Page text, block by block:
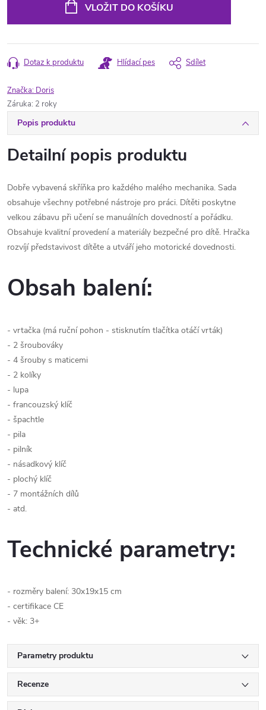
VLOŽIT DO KOŠÍKU
Dotaz k produktu Hlídací pes Sdílet
Značka: Doris
Záruka: 2 roky
Popis produktu
Detailní popis produktu
Dobře vybavená skříňka pro každého malého mechanika. Sada
obsahuje všechny potřebné nástroje pro práci. Dítěti poskytne
velkou zábavu při učení se manuálních dovedností a pořádku.
Obsahuje kvalitní provedení a materiály bezpečné pro dítě. Hračka
rozvíjí představivost dítěte a utváří jeho motorické dovednosti.
Obsah balení:
- vrtačka (má ruční pohon - stisknutím tlačítka otáčí vrták)
- 2 šroubováky
- 4 šrouby s maticemi
- 2 kolíky
- lupa
- francouzský klíč
- špachtle
- pila
- pilník
- násadkový klíč
- plochý klíč
- 7 montážních dílů
- atd.
Technické parametry:
- rozměry balení: 30x19x15 cm
- certifikace CE
- věk: 3+
Parametry produktu
Recenze